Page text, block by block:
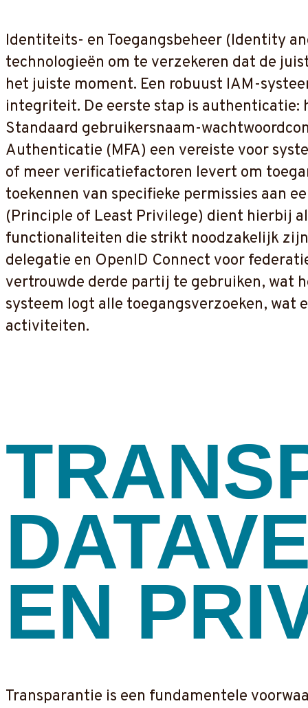
Identiteits- en Toegangsbeheer (Identity
technologieën om te verzekeren dat de
het juiste moment. Een robuust IAM-
integriteit. De eerste stap is authenticatie:
Standaard gebruikersnaam-
Authenticatie (MFA) een vereiste voor
of meer verificatiefactoren levert om
toekennen van specifieke permissies aan
(Principle of Least Privilege) dient hierbij
functionaliteiten die strikt noodzakelijk
delegatie en OpenID Connect voor
vertrouwde derde partij te gebruiken, wat
systeem logt alle toegangsverzoeken, wat
activiteiten.
EN
Transparantie is een fundamentele